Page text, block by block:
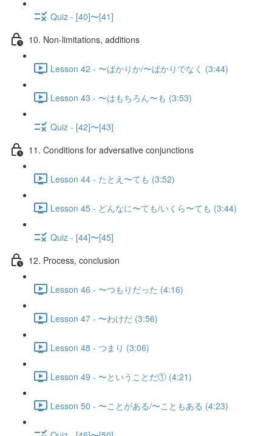
Quiz - [40]〜[41]
10. Non-limitations, additions
Lesson 42 - 〜ばかりか/〜ばかりでなく (3:44)
Lesson 43 - 〜はもちろん〜も (3:53)
Quiz - [42]〜[43]
11. Conditions for adversative conjunctions
Lesson 44 - たとえ〜ても (3:52)
Lesson 45 - どんなに〜ても/いくら〜ても (3:44)
Quiz - [44]〜[45]
12. Process, conclusion
Lesson 46 - 〜つもりだった (4:16)
Lesson 47 - 〜わけだ (3:56)
Lesson 48 - つまり (3:06)
Lesson 49 - 〜ということだ① (4:21)
Lesson 50 - 〜ことがある/〜こともある (4:23)